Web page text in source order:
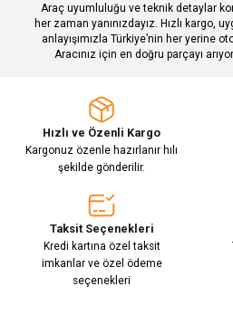
Gönder
Araç uyumluluğu ve teknik detaylar
her zaman yanınızdayız. Hızlı kargo,
anlayışımızla Türkiye’nin her yerine
Aracınız için en doğru parçayı
Hızlı ve Özenli Kargo
Kargonuz özenle hazırlanır hılı
şekilde gönderilir.
Taksit Seçenekleri
Kredi kartına özel taksit
imkanlar ve özel ödeme
seçenekleri